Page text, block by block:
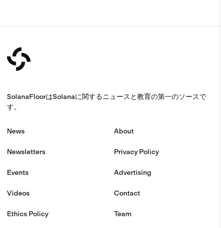
SolanaFloorはSolanaに関するニュースと教育の第一のソースで
す。
News
Newsletters
Events
Videos
Ethics Policy
About
Privacy Policy
Advertising
Contact
Team